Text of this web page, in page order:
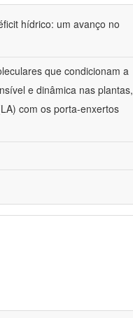
hídrico: um avanço no
que condicionam a
e dinâmica nas plantas,
com os porta-enxertos